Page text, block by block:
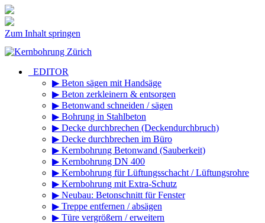
Zum Inhalt springen
_EDITOR
▶ Beton sägen mit Handsäge
▶ Beton zerkleinern & entsorgen
▶ Betonwand schneiden / sägen
▶ Bohrung in Stahlbeton
▶ Decke durchbrechen (Deckendurchbruch)
▶ Decke durchbrechen im Büro
▶ Kernbohrung Betonwand (Sauberkeit)
▶ Kernbohrung DN 400
▶ Kernbohrung für Lüftungsschacht / Lüftungsrohre
▶ Kernbohrung mit Extra-Schutz
▶ Neubau: Betonschnitt für Fenster
▶ Treppe entfernen / absägen
▶ Türe vergrößern / erweitern